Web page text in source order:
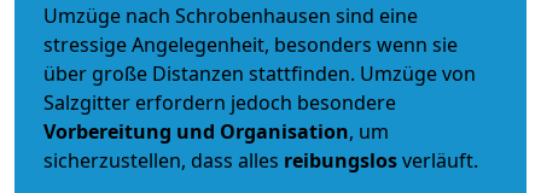
Umzüge nach Schrobenhausen sind eine
stressige Angelegenheit, besonders wenn sie
über große Distanzen stattfinden. Umzüge von
Salzgitter erfordern jedoch besondere
Vorbereitung und Organisation, um
sicherzustellen, dass alles reibungslosverläuft.